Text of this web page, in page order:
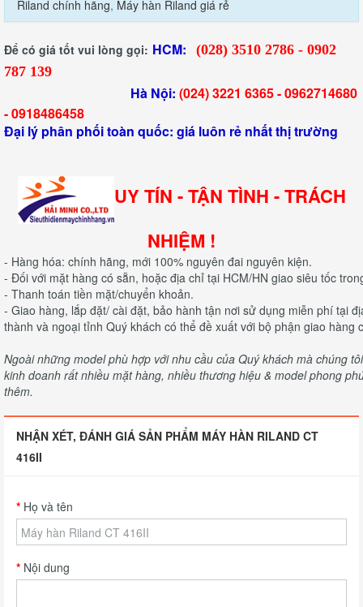
Riland chính hãng, Máy hàn Riland giá rẻ
Để có giá tốt vui lòng gọi: HCM:
(028) 3510 2786 - 0902
787 139
Hà Nội: (024) 3221 6365 -0962714680
-0918486458
Đại lý phân phối toàn quốc: giá luôn rẻ nhất thị trường
UY TÍN - TẬN TÌNH - TRÁCH
NHIỆM !
- Hàng hóa: chính hãng, mới 100% nguyên đai nguyên kiện.
- Đối với mặt hàng có sẵn, hoặc địa chỉ tại HCM/HN giao siêu tốc
- Thanh toán tiền mặt/chuyển khoản.
- Giao hàng, lắp đặt/ cài đặt, bảo hành tận nơi sử dụng miễn phí tại
thành và ngoại tỉnh Quý khách có thể đề xuất với bộ phận giao hàng
Ngoài những model phù hợp với nhu cầu của Quý khách mà chúng
kinh doanh rất nhiều mặt hàng, nhiều thương hiệu & model phong
thêm.
NHẬN XÉT, ĐÁNH GIÁ SẢN PHẨM MÁY HÀN RILAND CT
416II
Họ và tên
Nội dung